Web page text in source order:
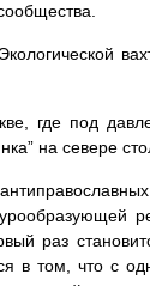
где под
на севере
раз
в том, что с